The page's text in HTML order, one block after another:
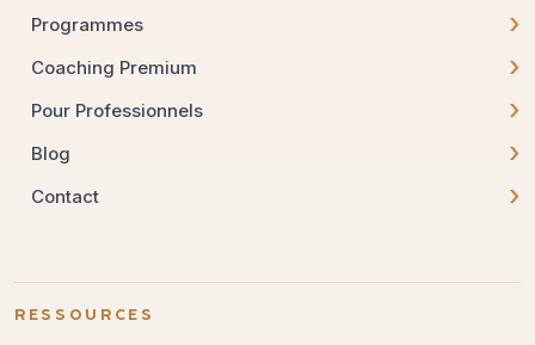
Programmes ›
Coaching Premium ›
Pour Professionnels ›
Blog ›
Contact ›
RESSOURCES